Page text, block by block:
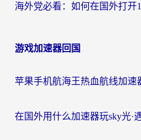
游戏加速器回国